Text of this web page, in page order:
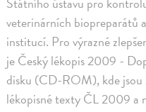
veterinárních biopreparátů
institucí. Pro výrazné
je Český lékopis 2009 -
disku (CD-ROM), kde jsou
lékopisné texty ČL 2009 a